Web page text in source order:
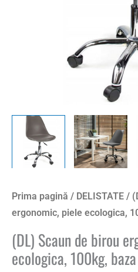
Prima pagină / DELISTATE /
ergonomic, piele ecologica,
(DL) Scaun de birou
ecologica, 100kg,